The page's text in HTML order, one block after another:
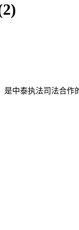
中泰执法司法合作